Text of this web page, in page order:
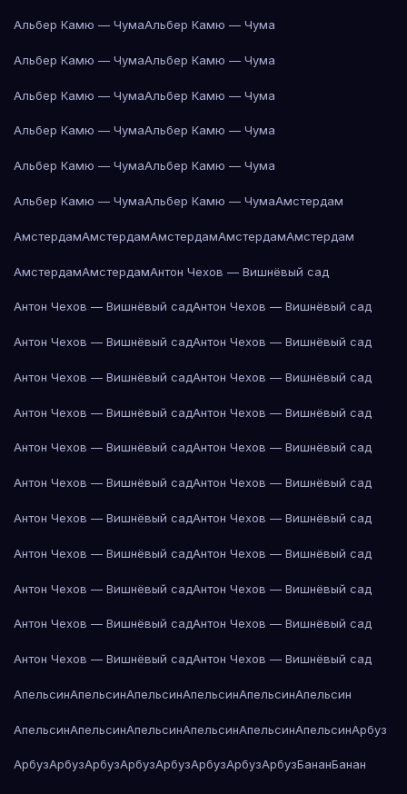
Альбер Камю — ЧумаАльбер Камю — Чума
Альбер Камю — ЧумаАльбер Камю — Чума
Альбер Камю — ЧумаАльбер Камю — Чума
Альбер Камю — ЧумаАльбер Камю — Чума
Альбер Камю — ЧумаАльбер Камю — Чума
Альбер Камю — ЧумаАльбер Камю — ЧумаАмстердам
АмстердамАмстердамАмстердамАмстердамАмстердам
АмстердамАмстердамАнтон Чехов — Вишнёвый сад
Антон Чехов — Вишнёвый садАнтон Чехов — Вишнёвый сад
Антон Чехов — Вишнёвый садАнтон Чехов — Вишнёвый сад
Антон Чехов — Вишнёвый садАнтон Чехов — Вишнёвый сад
Антон Чехов — Вишнёвый садАнтон Чехов — Вишнёвый сад
Антон Чехов — Вишнёвый садАнтон Чехов — Вишнёвый сад
Антон Чехов — Вишнёвый садАнтон Чехов — Вишнёвый сад
Антон Чехов — Вишнёвый садАнтон Чехов — Вишнёвый сад
Антон Чехов — Вишнёвый садАнтон Чехов — Вишнёвый сад
Антон Чехов — Вишнёвый садАнтон Чехов — Вишнёвый сад
Антон Чехов — Вишнёвый садАнтон Чехов — Вишнёвый сад
Антон Чехов — Вишнёвый садАнтон Чехов — Вишнёвый сад
АпельсинАпельсинАпельсинАпельсинАпельсинАпельсин
АпельсинАпельсинАпельсинАпельсинАпельсинАпельсинАрбуз
АрбузАрбузАрбузАрбузАрбузАрбузАрбузАрбузБананБанан